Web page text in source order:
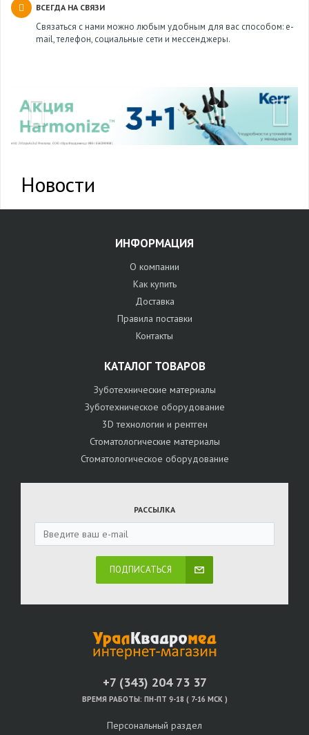
ВСЕГДА НА СВЯЗИ
Связаться с нами можно любым удобным для вас способом: e-
mail, телефон, социальные сети и мессенджеры.
Новости
ИНФОРМАЦИЯ
О компании
Как купить
Доставка
Правила поставки
Контакты
КАТАЛОГ ТОВАРОВ
Зуботехнические материалы
Зуботехническое оборудование
3D технологии и рентген
Стоматологические материалы
Стоматологическое оборудование
РАССЫЛКА
ПОДПИСАТЬСЯ
+7 (343) 204 73 37
ВРЕМЯ РАБОТЫ: ПН-ПТ 9-18 ( 7-16 МСК )
Персональный раздел